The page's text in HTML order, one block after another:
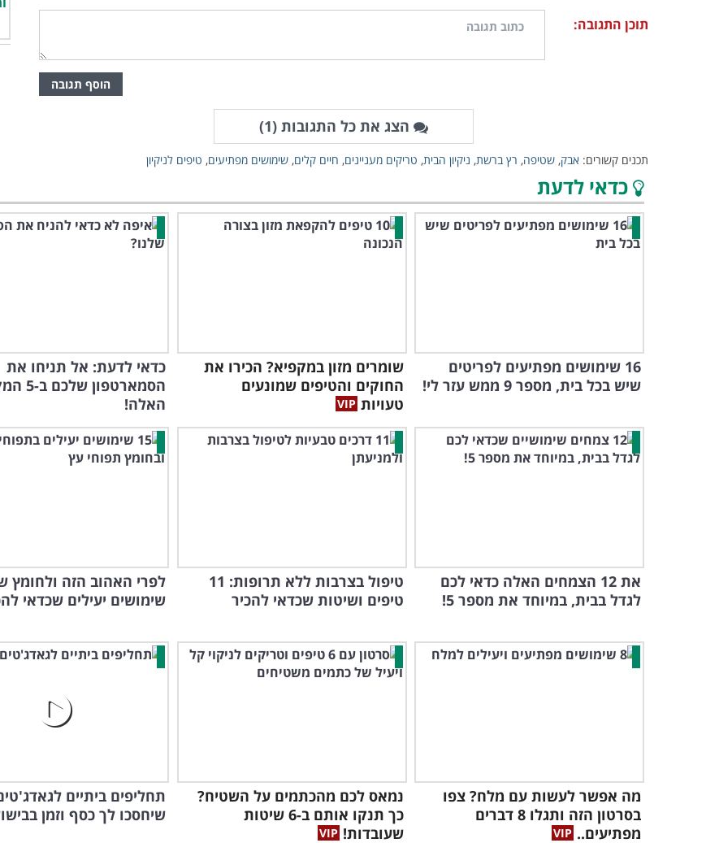
תוכן התגובה:
הוסף תגובה
הצג את כל התגובות (1
)
תכנים קשורים: אבק, שטיפה, רץ ברשת, ניקיון הבית, טריקים מעניינים, חיים קלים, שימושים מפתיעים, טיפים לניקיון
כדאי לדעת
16 שימושים מפתיעים לפריטים
שיש בכל בית, מספר 9 ממש עזר לי!
שומרים מזון במקפיא? הכירו את
החוקים והטיפים שמונעים
טעויות
כדאי לדעת: אל תניחו את
האלה!
את 12 הצמחים האלה כדאי לכם
לגדל בבית, במיוחד את מספר 5!
טיפול בצרבות ללא תרופות: 11
טיפים ושיטות שכדאי להכיר
שימושים יעילים שכדאי
מה אפשר לעשות עם מלח? צפו
בסרטון הזה ותגלו 8 דברים
מפתיעים..
נמאס לכם מהכתמים על השטיח?
כך תנקו אותם ב-6 שיטות
שעובדות!
תחליפים ביתיים
שיחסכו לך כסף וזמן